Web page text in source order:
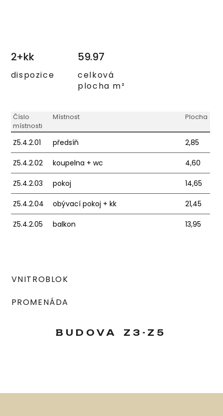
2+kk
dispozice
59.97
celková
plocha m²
Číslo
místnosti
Místnost Plocha
Z5.4.2.01 předsíň 2,85
Z5.4.2.02 koupelna + wc 4,60
Z5.4.2.03 pokoj 14,65
Z5.4.2.04 obývací pokoj + kk 21,45
Z5.4.2.05 balkon 13,95
VNITROBLOK
PROMENÁDA
BUDOVA Z3-Z5